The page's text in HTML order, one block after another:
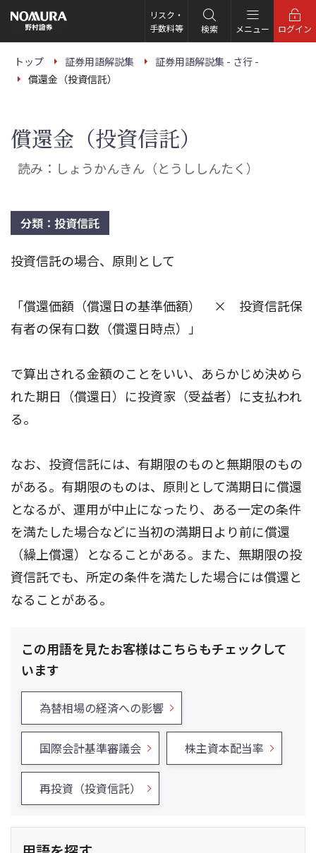
の
ー
リスク・
手数料等
検索 メニュー ログイン
トップ 証券用語解説集
証券用語解説集 - さ行 -
償還金（投資信託）
償還金（投資信託）
読み：しょうかんきん（とうししんたく）
分類：投資信託
投資信託の場合、原則として
「償還価額（償還日の基準価額） × 投資信託保
有者の保有口数（償還日時点）」
で算出される金額のことをいい、あらかじめ決めら
れた期日（償還日）に投資家（受益者）に支払われ
る。
なお、投資信託には、有期限のものと無期限のもの
がある。有期限のものは、原則として満期日に償還
となるが、運用が中止になったり、ある一定の条件
を満たした場合などに当初の満期日より前に償還
（繰上償還）となることがある。また、無期限の投
資信託でも、所定の条件を満たした場合には償還と
なることがある。
この用語を見たお客様はこちらもチェックして
います
為替相場の経済への影響
国際会計基準審議会 株主資本配当率
再投資（投資信託）